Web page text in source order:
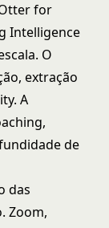
for
Intelligence
O
extração
A
de
das
Zoom,